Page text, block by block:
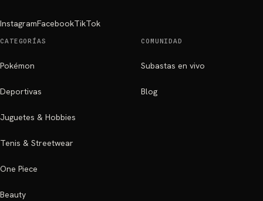
InstagramFacebookTikTok
CATEGORÍAS
Pokémon
Deportivas
Juguetes & Hobbies
Tenis & Streetwear
One Piece
Beauty
COMUNIDAD
Subastas en vivo
Blog